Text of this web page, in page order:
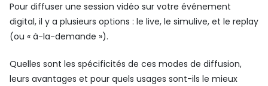
Pour diffuser une session vidéo sur votre événement
digital, il y a plusieurs options : le live, le simulive, et le replay
(ou « à-la-demande »).
Quelles sont les spécificités de ces modes de diffusion,
leurs avantages et pour quels usages sont-ils le mieux